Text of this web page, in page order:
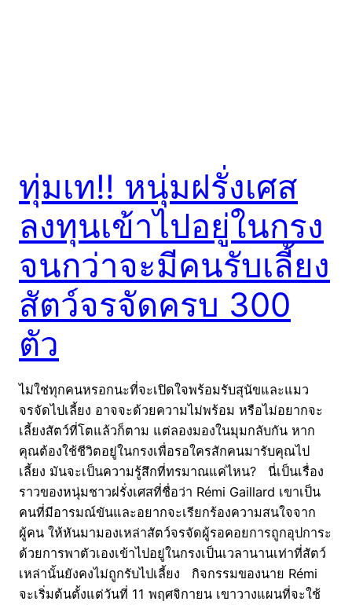
ทุ่มเท!! หนุ่มฝรั่งเศส
ลงทุนเข้าไปอยู่ในกรง
จนกว่าจะมีคนรับเลี้ยง
สัตว์จรจัดครบ 300
ตัว
ไม่ใช่ทุกคนหรอกนะที่จะเปิดใจพร้อมรับสุนัขและแมว
จรจัดไปเลี้ยง อาจจะด้วยความไม่พร้อม หรือไม่อยากจะ
เลี้ยงสัตว์ที่โตแล้วก็ตาม แต่ลองมองในมุมกลับกัน หาก
คุณต้องใช้ชีวิตอยู่ในกรงเพื่อรอใครสักคนมารับคุณไป
เลี้ยง มันจะเป็นความรู้สึกที่ทรมาณแค่ไหน? นี่เป็นเรื่อง
ราวของหนุ่มชาวฝรั่งเศสที่ชื่อว่า Rémi Gaillard เขาเป็น
คนที่มีอารมณ์ขันและอยากจะเรียกร้องความสนใจจาก
ผู้คน ให้หันมามองเหล่าสัตว์จรจัดผู้รอคอยการถูกอุปการะ
ด้วยการพาตัวเองเข้าไปอยู่ในกรงเป็นเวลานานเท่าที่สัตว์
เหล่านั้นยังคงไม่ถูกรับไปเลี้ยง กิจกรรมของนาย Rémi
จะเริ่มต้นตั้งแต่วันที่ 11 พฤศจิกายน เขาวางแผนที่จะใช้